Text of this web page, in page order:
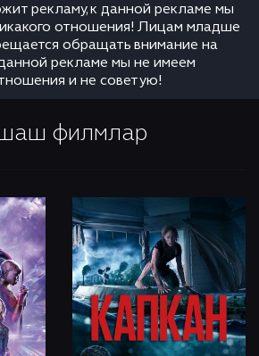
рекламу, к данной рекламе мы
отношения! Лицам младше
обращать внимание на
рекламе мы не имеем
и не советую!
филмлар